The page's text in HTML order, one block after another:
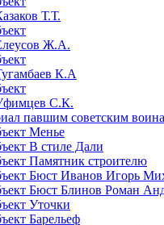
Т.Т.
Ж.А.
К.А
С.К.
павшим советским
Менье
В стиле Дали
Памятник строителю
Бюст Иванов Игорь
Бюст Блинов Роман
Уточки
Барельеф